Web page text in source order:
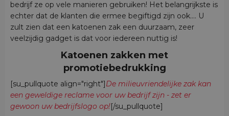
bedrijf ze op vele manieren gebruiken! Het belangrijkste is
echter dat de klanten die ermee begiftigd zijn ook.... U
zult zien dat een katoenen zak een duurzaam, zeer
veelzijdig gadget is dat voor iedereen nuttig is!
Katoenen zakken met
promotiebedrukking
[su_pullquote align="right"]De milieuvriendelijke zak kan
een geweldige reclame voor uw bedrijf zijn - zet er
gewoon uw bedrijfslogo op![/su_pullquote]